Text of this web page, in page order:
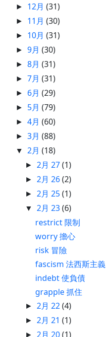
► 12月(31)
► 11月(30)
► 10月(31)
►9月(30)
►8月(31)
►7月(31)
► 6月(29)
► 5月(79)
►4月(60)
►3月(88)
▼ 2月(18)
► 2月 27(1)
► 2月 26(2)
► 2月 25(1)
▼ 2月 23(6)
restrict 限制
worry 擔心
risk 冒險
fascism 法西斯主義
indebt 使負債
grapple 抓住
► 2月 22(4)
► 2月 21(1)
► 2月 20(1)